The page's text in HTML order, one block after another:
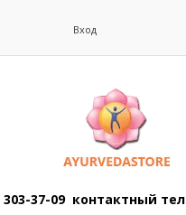
Вход
303-37-09 контактный